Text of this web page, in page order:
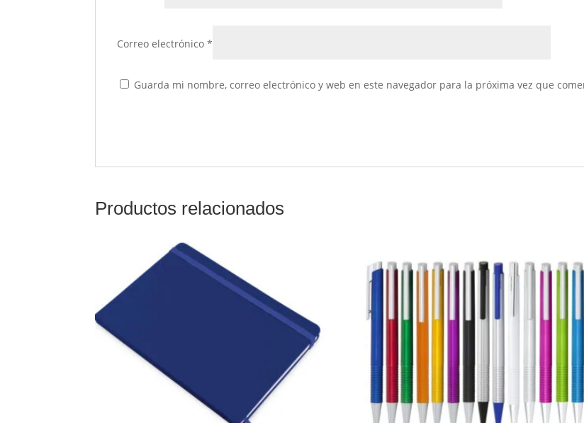
Correo electrónico*
Guarda mi nombre, correo electrónico y web en este navegador para la próxima vez que
Productos relacionados